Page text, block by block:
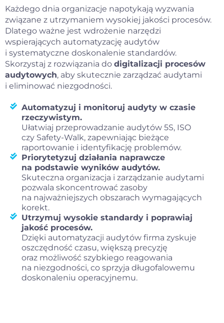
Każdego dnia organizacje napotykają wyzwania
związane z utrzymaniem wysokiej jakości procesów.
Dlatego ważne jest wdrożenie narzędzi
wspierających automatyzację audytów
i systematyczne doskonalenie standardów.
Skorzystaj z rozwiązania do digitalizacji procesów
audytowych, aby skutecznie zarządzać audytami
i eliminować niezgodności.
Automatyzuj i monitoruj audyty w czasie
rzeczywistym.
Ułatwiaj przeprowadzanie audytów 5S, ISO
czy Safety-Walk, zapewniając bieżące
raportowanie i identyfikację problemów.
Priorytetyzuj działania naprawcze
na podstawie wyników audytów.
Skuteczna organizacja i zarządzanie audytami
pozwala skoncentrować zasoby
na najważniejszych obszarach wymagających
korekt.
Utrzymuj wysokie standardy i poprawiaj
jakość procesów.
Dzięki automatyzacji audytów firma zyskuje
oszczędność czasu, większą precyzję
oraz możliwość szybkiego reagowania
na niezgodności, co sprzyja długofalowemu
doskonaleniu operacyjnemu.